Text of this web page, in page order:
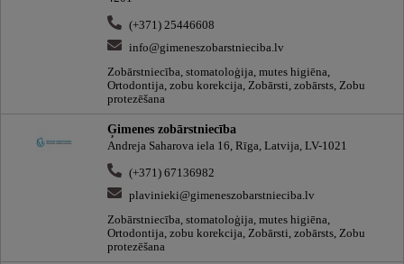
(+371) 25446608
info@gimeneszobarstnieciba.lv
Zobārstniecība, stomatoloģija, mutes higiēna,
Ortodontija, zobu korekcija, Zobārsti, zobārsts, Zobu
protezēšana
Ģimenes zobārstniecība
Andreja Saharova iela 16, Rīga, Latvija, LV-1021
(+371) 67136982
plavinieki@gimeneszobarstnieciba.lv
Zobārstniecība, stomatoloģija, mutes higiēna,
Ortodontija, zobu korekcija, Zobārsti, zobārsts, Zobu
protezēšana